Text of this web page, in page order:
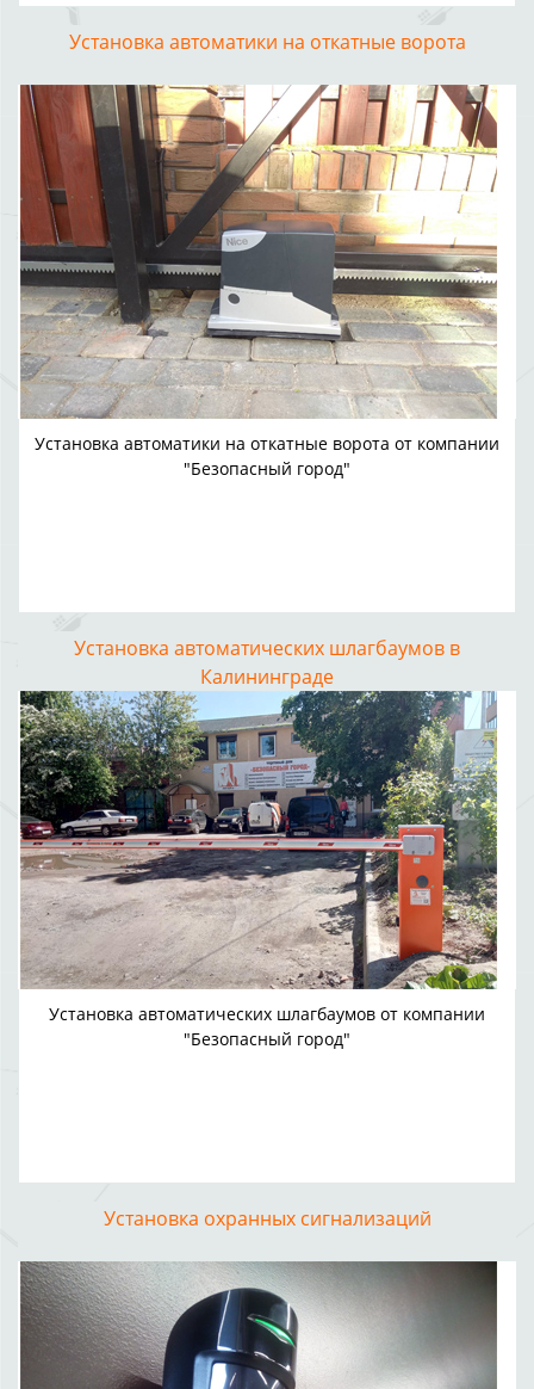
Установка автоматики на откатные ворота
Установка автоматики на откатные ворота от компании
"Безопасный город"
Установка автоматических шлагбаумов в
Калининграде
Установка автоматических шлагбаумов от компании
"Безопасный город"
Установка охранных сигнализаций